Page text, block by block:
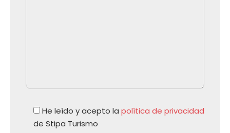
He leído y acepto la política de privacidad
de Stipa Turismo